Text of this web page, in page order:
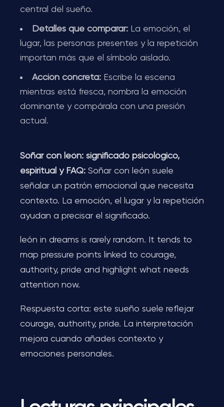
central del sueño.
Detalles que comparar: La emoción, el
lugar, las personas presentes y la repetición
importan más que el símbolo aislado.
Acción concreta: Escribe la escena
mientras está fresca, nombra la emoción
dominante y compárala con una presión
actual.
Soñar con león: significado psicológico,
espiritual y FAQ: Soñar con león suele
señalar un patrón emocional que necesita
contexto. La emoción, el lugar y la repetición
ayudan a precisar el significado.
león in dreams is rarely random. It tends to
map pressure points linked to courage,
authority, pride and highlight what needs
attention now.
Respuesta corta: este sueño suele reflejar
courage, authority, pride. La interpretación
mejora cuando añades contexto y
emociones personales.